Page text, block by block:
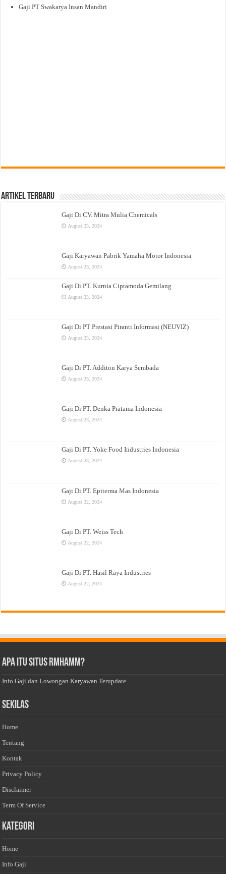
Gaji PT Swakarya Insan Mandiri
Artikel Terbaru
Gaji Di CV. Mitra Mulia Chemicals
August 23, 2024
Gaji Karyawan Pabrik Yamaha Motor Indonesia
August 23, 2024
Gaji Di PT. Kurnia Ciptamoda Gemilang
August 23, 2024
Gaji Di PT Prestasi Piranti Informasi (NEUVIZ)
August 23, 2024
Gaji Di PT. Additon Karya Sembada
August 23, 2024
Gaji Di PT. Denka Pratama Indonesia
August 23, 2024
Gaji Di PT. Yoke Food Industries Indonesia
August 23, 2024
Gaji Di PT. Epiterma Mas Indonesia
August 22, 2024
Gaji Di PT. Weiss Tech
August 22, 2024
Gaji Di PT. Hasil Raya Industries
August 22, 2024
Apa Itu Situs Rmhamm?
Info Gaji dan Lowongan Karyawan Terupdate
Sekilas
Home
Tentang
Kontak
Privacy Policy
Disclaimer
Term Of Service
Kategori
Home
Info Gaji